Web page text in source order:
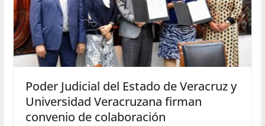
Poder Judicial del Estado de Veracruz y
Universidad Veracruzana firman
convenio de colaboración